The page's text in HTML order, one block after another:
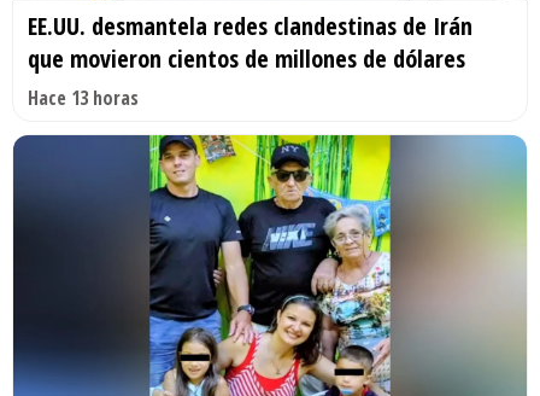
EE.UU. desmantela redes clandestinas de Irán
que movieron cientos de millones de dólares
Hace 13 horas